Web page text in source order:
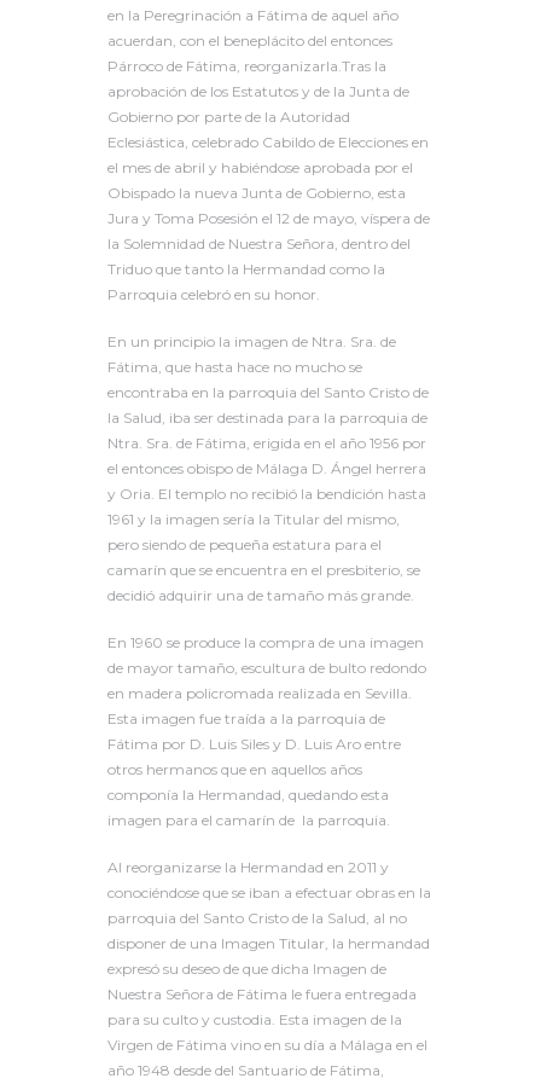
en la Peregrinación a Fátima de aquel año
acuerdan, con el beneplácito del entonces
Párroco de Fátima, reorganizarla.Tras la
aprobación de los Estatutos y de la Junta de
Gobierno por parte de la Autoridad
Eclesiástica, celebrado Cabildo de Elecciones en
el mes de abril y habiéndose aprobada por el
Obispado la nueva Junta de Gobierno, esta
Jura y Toma Posesión el 12 de mayo, víspera de
la Solemnidad de Nuestra Señora, dentro del
Triduo que tanto la Hermandad como la
Parroquia celebró en su honor.
En un principio la imagen de Ntra. Sra. de
Fátima, que hasta hace no mucho se
encontraba en la parroquia del Santo Cristo de
la Salud, iba ser destinada para la parroquia de
Ntra. Sra. de Fátima, erigida en el año 1956 por
el entonces obispo de Málaga D. Ángel herrera
y Oria. El templo no recibió la bendición hasta
1961 y la imagen sería la Titular del mismo,
pero siendo de pequeña estatura para el
camarín que se encuentra en el presbiterio, se
decidió adquirir una de tamaño más grande.
En 1960 se produce la compra de una imagen
de mayor tamaño, escultura de bulto redondo
en madera policromada realizada en Sevilla.
Esta imagen fue traída a la parroquia de
Fátima por D. Luis Siles y D. Luis Aro entre
otros hermanos que en aquellos años
componía la Hermandad, quedando esta
imagen para el camarín de la parroquia.
Al reorganizarse la Hermandad en 2011 y
conociéndose que se iban a efectuar obras en la
parroquia del Santo Cristo de la Salud, al no
disponer de una Imagen Titular, la hermandad
expresó su deseo de que dicha Imagen de
Nuestra Señora de Fátima le fuera entregada
para su culto y custodia. Esta imagen de la
Virgen de Fátima vino en su día a Málaga en el
año 1948 desde del Santuario de Fátima,